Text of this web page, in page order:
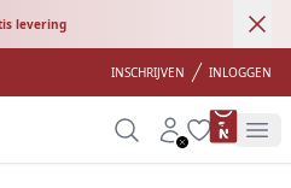
levering
INSCHRIJVEN INLOGGEN
SearchAccount
Wishlist